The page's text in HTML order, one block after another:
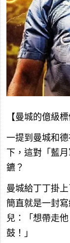
【曼城的億級
一提到曼城和
下，這對「藍
鑣？
曼城給丁丁掛
簡直就是一封
兒：「想帶走
鼓！」